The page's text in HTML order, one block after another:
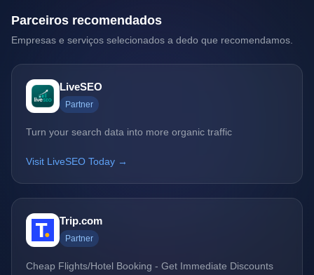
Parceiros recomendados
Empresas e serviços selecionados a dedo que recomendamos.
LiveSEO
Partner
Turn your search data into more organic traffic
Visit LiveSEO Today →
Trip.com
Partner
Cheap Flights/Hotel Booking - Get Immediate Discounts